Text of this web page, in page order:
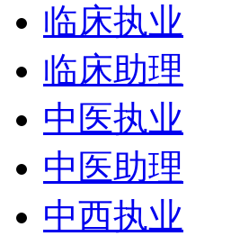
临床执业
临床助理
中医执业
中医助理
中西执业